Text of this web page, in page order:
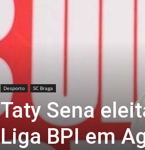
Desporto SC Braga
Taty Sena
Liga BPI em